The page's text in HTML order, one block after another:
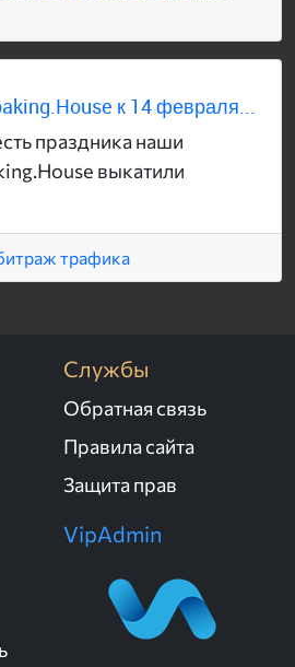
к 14 февраля...
праздника наши
выкатили
трафика
Службы
Обратная связь
Правила сайта
Защита прав
VipAdmin